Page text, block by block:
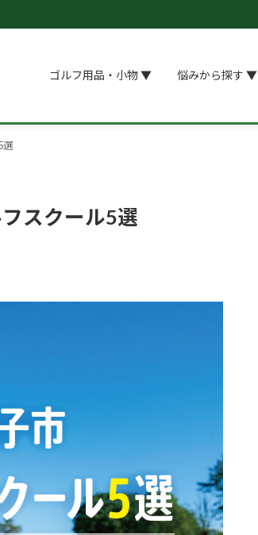
ゴルフ用品・小物 ▼ 悩みから探す ▼
選
スクール5選